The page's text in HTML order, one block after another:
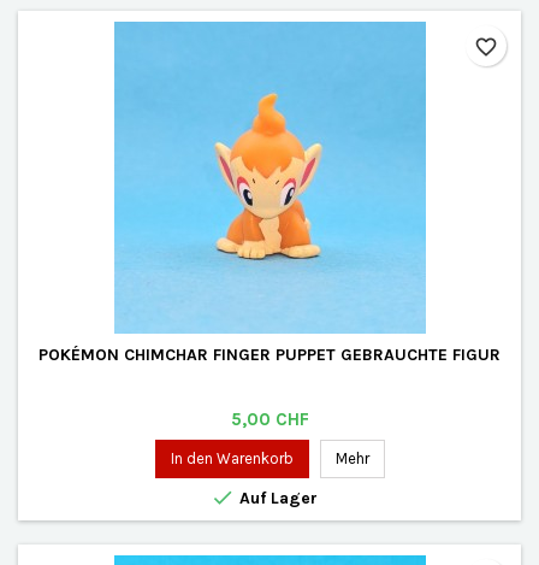
POKÉMON CHIMCHAR FINGER PUPPET GEBRAUCHTE FIGUR
Preis
5,00 CHF
In den Warenkorb Mehr
 Auf Lager
favorite_border